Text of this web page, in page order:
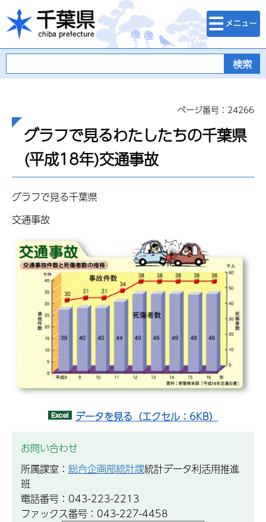
千葉県
検索・メニュ
ー
ページ番号：24266
グラフで見るわたしたちの千葉県
(平成18年)交通事故
グラフで見る千葉県
交通事故
データを見る（エクセル：6KB）
お問い合わせ
所属課室： 総合企画部統計課統計データ利活用推進
班
電話番号：043-223-2213
ファックス番号：043-227-4458